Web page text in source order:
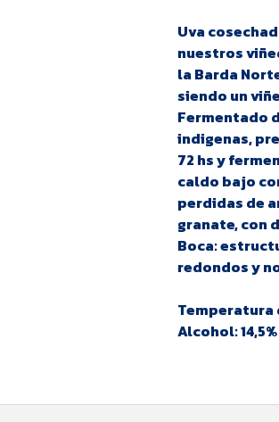
Uva
nuestros
la Barda
siendo un
Fermentado
indigenas,
72 hs y
caldo bajo
perdidas de
granate, con
Boca:
redondos y
Temperatura
Alcohol: 14,5%